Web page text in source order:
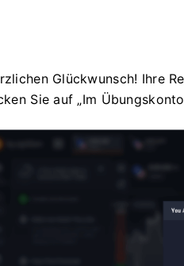
Glückwunsch! Ihre
Sie auf „Im Übungskonto